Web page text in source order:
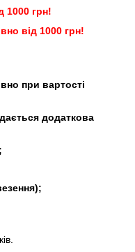
1000 грн!
від 1000 грн!
при вартості
додаткова